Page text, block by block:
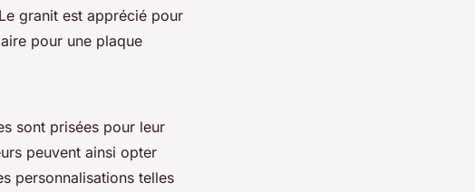
granit est apprécié pour
pour une plaque
sont prisées pour leur
peuvent ainsi opter
personnalisations telles